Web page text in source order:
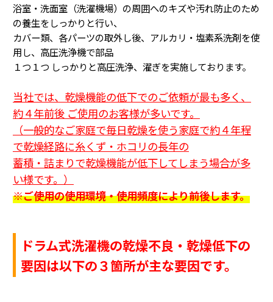
浴室・洗面室（洗濯機場）の周囲へのキズや汚れ防止のため
の養生をしっかりと行い、
カバー類、各パーツの取外し後、アルカリ・塩素系洗剤を使
用し、高圧洗浄機で部品
１つ１つ しっかりと高圧洗浄、濯ぎを実施しております。
当社では、乾燥機能の低下でのご依頼が最も多く、
約４年前後 ご使用のお客様が多いです。
（一般的なご家庭で毎日乾燥を使う家庭で約４年程
で乾燥経路に糸くず・ホコリの長年の
蓄積・詰まりで乾燥機能が低下してしまう場合が多
い様です。 ）
※ご使用の使用環境・使用頻度により前後します。
ドラム式洗濯機の乾燥不良・乾燥低下の
要因は以下の３箇所が主な要因です。